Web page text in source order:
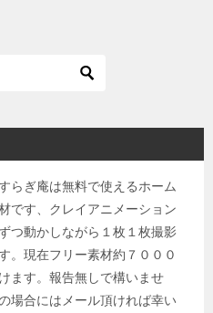
らぎ庵は無料で使えるホーム
です、クレイアニメーション
つ動かしながら１枚１枚撮影
。現在フリー素材約７０００
ます。報告無しで構いませ
場合にはメール頂ければ幸い